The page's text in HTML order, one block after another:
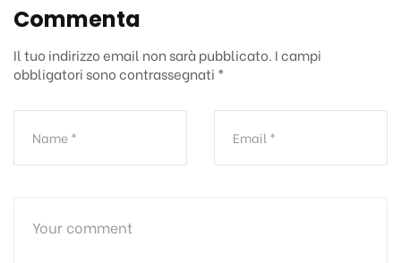
Commenta
Il tuo indirizzo email non sarà pubblicato. I campi
obbligatori sono contrassegnati *